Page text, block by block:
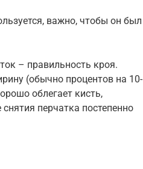
важно, чтобы он был
– правильность кроя.
(обычно процентов на 10-
облегает кисть,
перчатка постепенно